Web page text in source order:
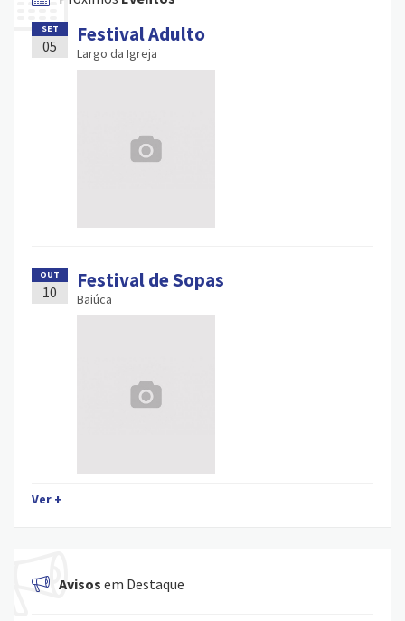
SET
05 Festival Adulto
Largo da Igreja
OUT
10 Festival de Sopas
Baiúca
Ver +
Avisos em Destaque